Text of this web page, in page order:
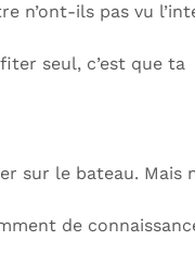
n’ont-ils pas vu
seul, c’est que ta
sur le bateau. Mais
de